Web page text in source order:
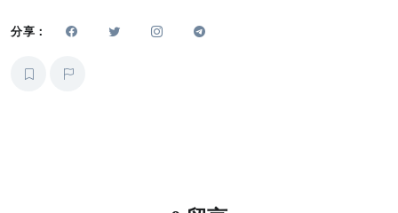
分享：